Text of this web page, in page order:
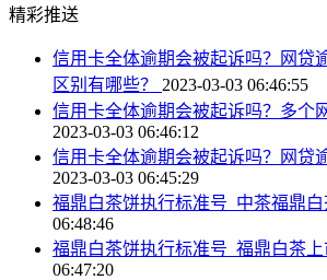
精彩推送
信用卡全体逾期会被起诉吗？网贷
区别有哪些？ 2023-03-03 06:46:55
信用卡全体逾期会被起诉吗？多个
2023-03-03 06:46:12
信用卡全体逾期会被起诉吗？网贷
2023-03-03 06:45:29
福鼎白茶饼执行标准号_中茶福鼎白
06:48:46
福鼎白茶饼执行标准号_福鼎白茶上
06:47:20